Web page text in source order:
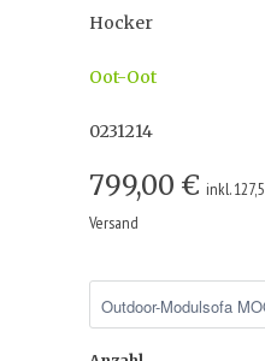
Hocker
Oot-Oot
0231214
799,00 € inkl.
Versand